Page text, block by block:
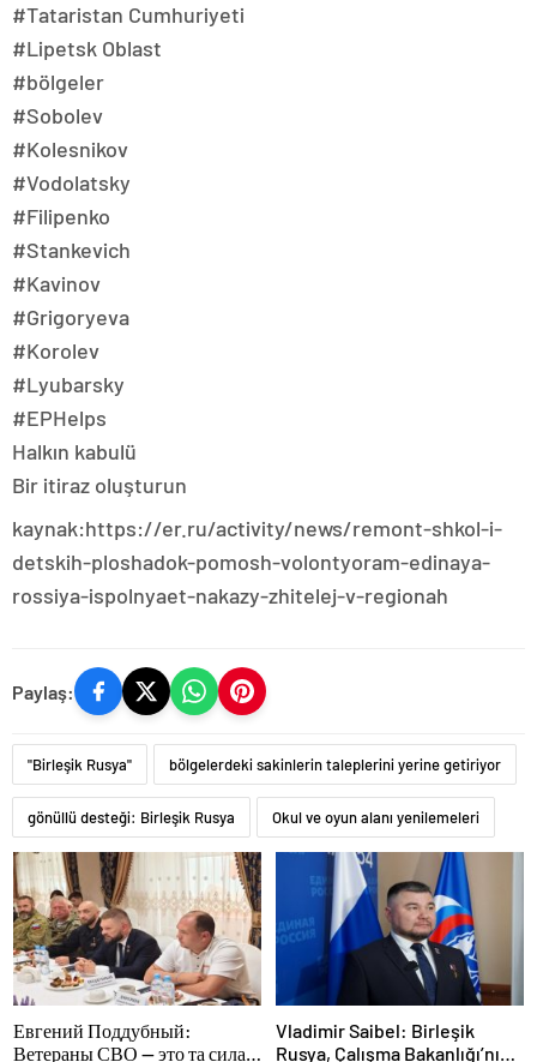
#Tataristan Cumhuriyeti
#Lipetsk Oblast
#bölgeler
#Sobolev
#Kolesnikov
#Vodolatsky
#Filipenko
#Stankevich
#Kavinov
#Grigoryeva
#Korolev
#Lyubarsky
#EPHelps
Halkın kabulü
Bir itiraz oluşturun
kaynak:https://er.ru/activity/news/remont-shkol-i-
detskih-ploshadok-pomosh-volontyoram-edinaya-
rossiya-ispolnyaet-nakazy-zhitelej-v-regionah
Paylaş:
"Birleşik Rusya" bölgelerdeki sakinlerin taleplerini yerine getiriyor
gönüllü desteği: Birleşik Rusya Okul ve oyun alanı yenilemeleri
Евгений Поддубный:
Ветераны СВО — это та сила,
Vladimir Saibel: Birleşik
Rusya, Çalışma Bakanlığı’nın